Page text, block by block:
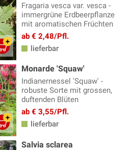
Fragaria vesca var. vesca -
immergrüne Erdbeerpflanze
mit aromatischen Früchten
ab € 2,48/Pfl.
lieferbar
Monarde 'Squaw'
Indianernessel 'Squaw' -
robuste Sorte mit grossen,
duftenden Blüten
ab € 3,55/Pfl.
lieferbar
Salvia sclarea